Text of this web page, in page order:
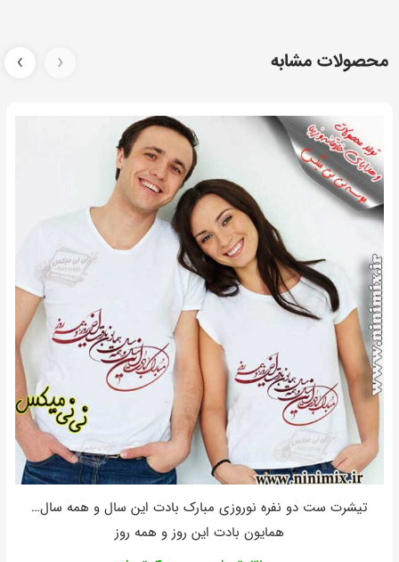
محصولات مشابه
تیشرت ست دو نفره نوروزی مبارک بادت اين سال و همه سال…
همايون بادت اين روز و همه روز
‹
›